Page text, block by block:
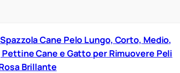
Cane Pelo Lungo, Corto, Medio,
Cane e Gatto per Rimuovere Peli
Brillante